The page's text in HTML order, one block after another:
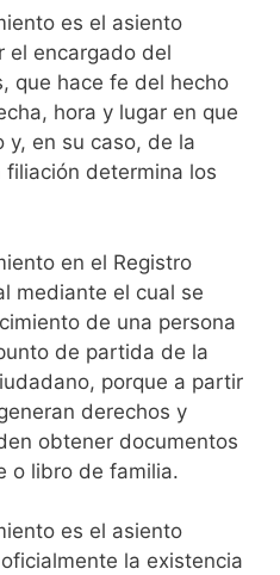
es el asiento
el encargado del
que hace fe del hecho
hora y lugar en que
y, en su caso, de la
determina los
en el Registro
mediante el cual se
de una persona
de partida de la
porque a partir
derechos y
obtener documentos
o libro de familia.
es el asiento
la existencia